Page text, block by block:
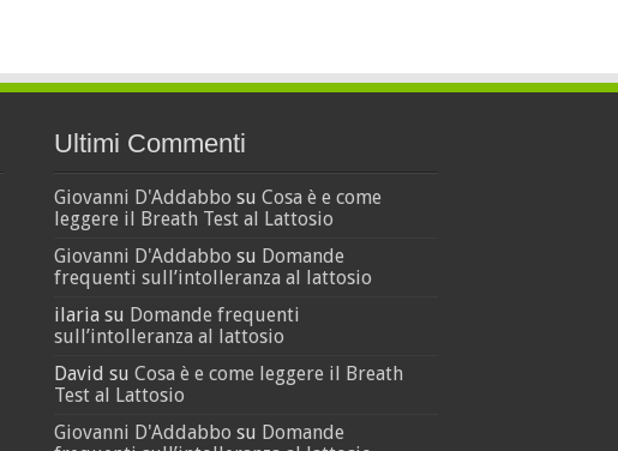
Ultimi Commenti
Giovanni D'Addabbo su Cosa è e come
leggere il Breath Test al Lattosio
Giovanni D'Addabbo su Domande
frequenti sull’intolleranza al lattosio
ilaria su Domande frequenti
sull’intolleranza al lattosio
David su Cosa è e come leggere il Breath
Test al Lattosio
Giovanni D'Addabbo su Domande